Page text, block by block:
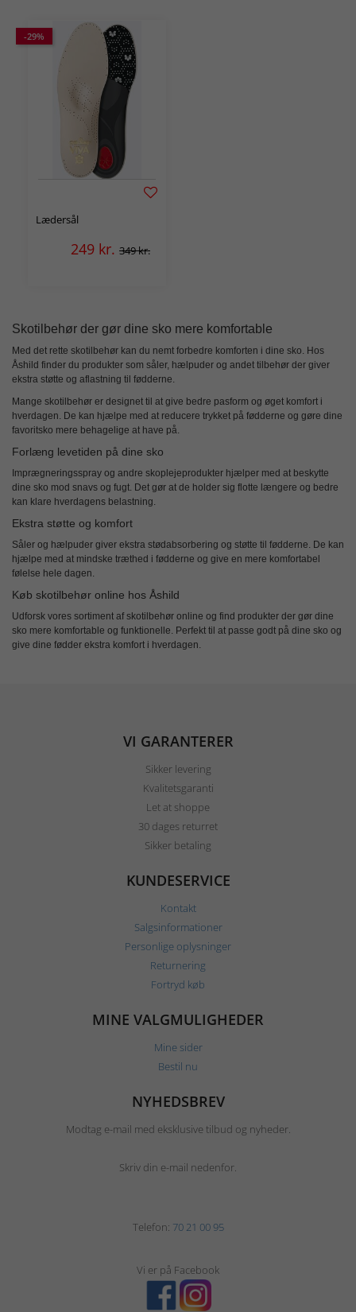
-29%
Lædersål
249 kr. 349 kr.
Skotilbehør der gør dine sko mere komfortable
Med det rette skotilbehør kan du nemt forbedre komforten i dine sko. Hos
Åshild finder du produkter som såler, hælpuder og andet tilbehør der giver
ekstra støtte og aflastning til fødderne.
Mange skotilbehør er designet til at give bedre pasform og øget komfort i
hverdagen. De kan hjælpe med at reducere trykket på fødderne og gøre dine
favoritsko mere behagelige at have på.
Forlæng levetiden på dine sko
Imprægneringsspray og andre skoplejeprodukter hjælper med at beskytte
dine sko mod snavs og fugt. Det gør at de holder sig flotte længere og bedre
kan klare hverdagens belastning.
Ekstra støtte og komfort
Såler og hælpuder giver ekstra stødabsorbering og støtte til fødderne. De kan
hjælpe med at mindske træthed i fødderne og give en mere komfortabel
følelse hele dagen.
Køb skotilbehør online hos Åshild
Udforsk vores sortiment afskotilbehør online og find produkter der gør dine
sko mere komfortable og funktionelle. Perfekt til at passe godt på dine sko og
give dine fødder ekstra komfort i hverdagen.
VI GARANTERER
Sikker levering
Kvalitetsgaranti
Let at shoppe
30 dages returret
Sikker betaling
KUNDESERVICE
Kontakt
Salgsinformationer
Personlige oplysninger
Returnering
Fortryd køb
MINE VALGMULIGHEDER
Mine sider
Bestil nu
NYHEDSBREV
Modtag e-mail med eksklusive tilbud og nyheder.
Skriv din e-mail nedenfor.
Telefon: 70 21 00 95
Vi er på Facebook